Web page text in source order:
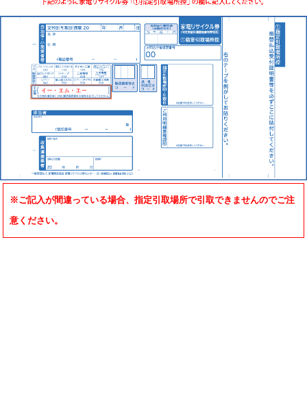
※ご記入が間違っている場合、指定引取場所で引取できませんのでご注
意ください。